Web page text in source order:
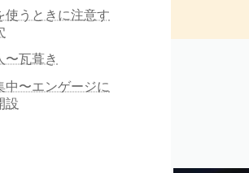
使うときに注意す
〜瓦葺き
中〜エンゲージに
設